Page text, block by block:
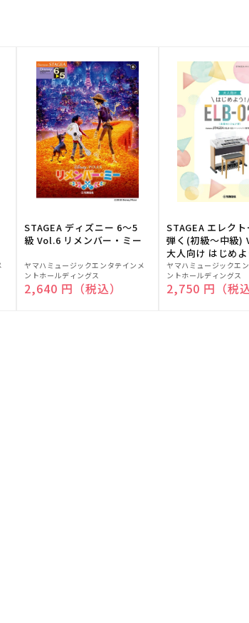
STAGEA ディズニー 6～5
級 Vol.6 リメンバー・ミー
販
売
元:
ヤマハミュージックエンタテインメ
ントホールディングス
通常価格
2,640 円（税込）
STAGEA エレクト
弾く(初級～中級)
大人向け はじめよ
ELB-02(楽器のト
付)
販
売
元:
ヤマハミュージックエ
ントホールディングス
通常価格
2,750 円（税込